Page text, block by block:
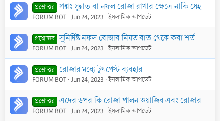
প্রশ্নোত্তর প্রশ্নঃ সুন্নাত বা নফল রোজা রাখার ক্ষেত্রে নাকি সেহরী না খেলে রোজা রাখলে রোজা হবেনা।আর কাজা রোজার ক্ষেত্রে সেহরী না খেয়েও রোজার নিয়ত করলে রোজা রাখা যা
FORUM BOT Jun 24, 2023 ইসলামিক আপডেট
প্রশ্নোত্তর সুনির্দিষ্ট নফল রোজার নিয়ত রাত থেকে করা শর্ত
FORUM BOT Jun 24, 2023 ইসলামিক আপডেট
প্রশ্নোত্তর রোজার মধ্যে টুথপেস্ট ব্যবহার
FORUM BOT Jun 24, 2023 ইসলামিক আপডেট
প্রশ্নোত্তর এদের উপর কি রোজা পালন ওয়াজিব এবং রোজার কাযা করা অপরিহার্য?
FORUM BOT Jun 24, 2023 ইসলামিক আপডেট